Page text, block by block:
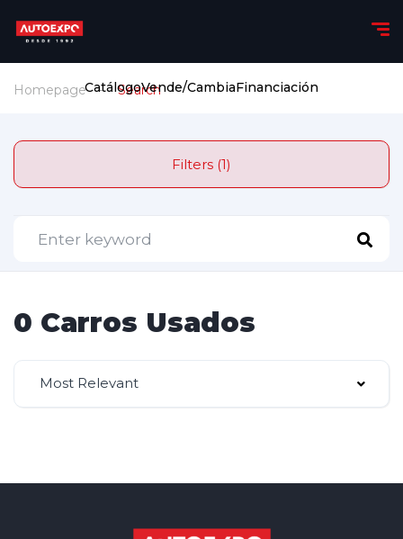
CatálogoVende/CambiaFinanciación
Homepage Search
Filters (1)
0 Carros Usados
Most Relevant